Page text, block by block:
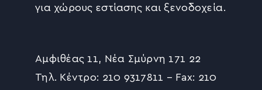
για χώρους εστίασης και ξενοδοχεία.
Αμφιθέας 11, Νέα Σμύρνη 171 22
Τηλ. Κέντρο: 210 9317811 – Fax: 210